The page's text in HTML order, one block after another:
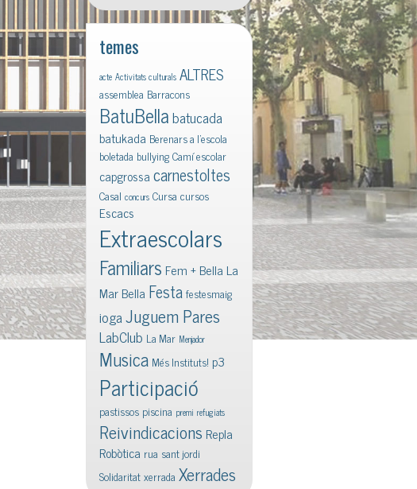
temes
acte Activitats culturals ALTRES
assemblea Barracons
BatuBellabatucada
batukada Berenars a l'escola
boletada bullyingCamí escolar
capgrossacarnestoltes
Casal concurs Cursa cursos
Escacs
Extraescolars
Familiars Fem + Bella La
Mar Bella Festafestesmaig
iogaJuguem Pares
LabClub La Mar Menjador
Musica Més Instituts! p3
Participació
pastissos piscina premi refugiats
Reivindicacions Repla
Robòtica rua sant jordi
Solidaritatxerrada Xerrades